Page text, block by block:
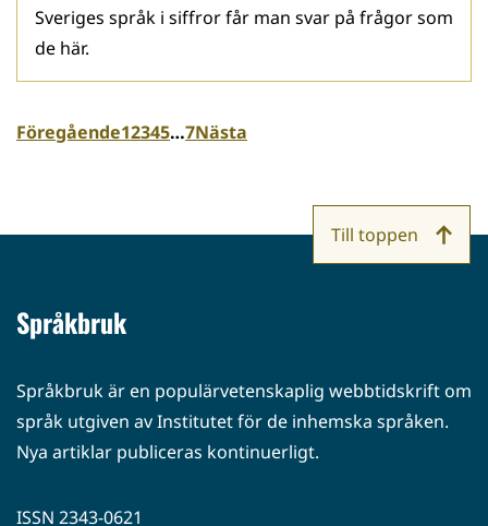
Sveriges språk i siffror får man svar på frågor som
de här.
Föregående12345…7Nästa
Språkbruk
Språkbruk är en populärvetenskaplig webbtidskrift om
språk utgiven av Institutet för de inhemska språken.
Nya artiklar publiceras kontinuerligt.
ISSN 2343-0621
Till toppen